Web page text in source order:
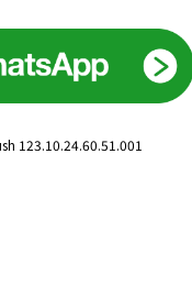
123.10.24.60.51.001